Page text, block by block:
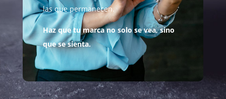
las que permanecen.
Haz que tu marca no solo se vea, sino
que se sienta.